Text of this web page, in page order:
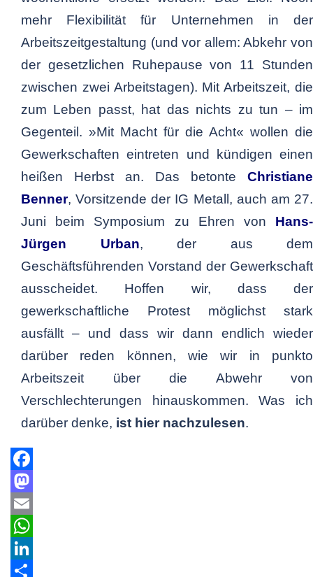
mehr Flexibilität für Unternehmen in der
Arbeitszeitgestaltung (und vor allem: Abkehr von
der gesetzlichen Ruhepause von 11 Stunden
zwischen zwei Arbeitstagen). Mit Arbeitszeit, die
zum Leben passt, hat das nichts zu tun – im
Gegenteil. »Mit Macht für die Acht« wollen die
Gewerkschaften eintreten und kündigen einen
heißen Herbst an. Das betonte Christiane
Benner, Vorsitzende der IG Metall, auch am 27.
Juni beim Symposium zu Ehren von Hans-
Jürgen Urban, der aus dem
Geschäftsführenden Vorstand der Gewerkschaft
ausscheidet. Hoffen wir, dass der
gewerkschaftliche Protest möglichst stark
ausfällt – und dass wir dann endlich wieder
darüber reden können, wie wir in punkto
Arbeitszeit über die Abwehr von
Verschlechterungen hinauskommen. Was ich
darüber denke, ist hier nachzulesen.
Facebook
Mastodon
Email
WhatsApp
LinkedIn